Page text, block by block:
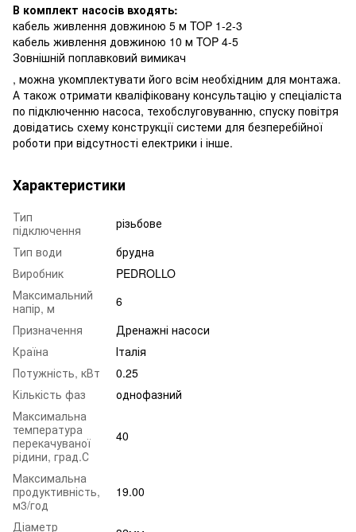
В комплект насосів входять:
кабель живлення довжиною 5 м TOP 1-2-3
кабель живлення довжиною 10 м TOP 4-5
Зовнішній поплавковий вимикач
, можна укомплектувати його всім необхідним для монтажа.
А також отримати кваліфіковану консультацію у спеціаліста
по підключенню насоса, техобслуговуванню, спуску повітря
довідатись схему конструкції системи для безперебійної
роботи при відсутності електрики і інше.
Характеристики
Тип
підключення
різьбове
Тип води
брудна
Виробник
PEDROLLO
Максимальний
напір, м
6
Призначення
Дренажні насоси
Країна
Італія
Потужність, кВт
0.25
Кількість фаз
однофазний
Максимальна
температура
перекачуваної
рідини, град.С
40
Максимальна
продуктивність,
м3/год
19.00
Діаметр